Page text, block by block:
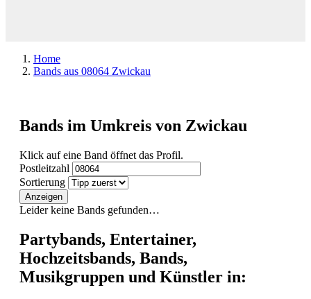
Home
Bands aus 08064 Zwickau
Bands im Umkreis von Zwickau
Klick auf eine Band öffnet das Profil.
Postleitzahl
Sortierung
Anzeigen
Leider keine Bands gefunden…
Partybands, Entertainer,
Hochzeitsbands, Bands,
Musikgruppen und Künstler in: